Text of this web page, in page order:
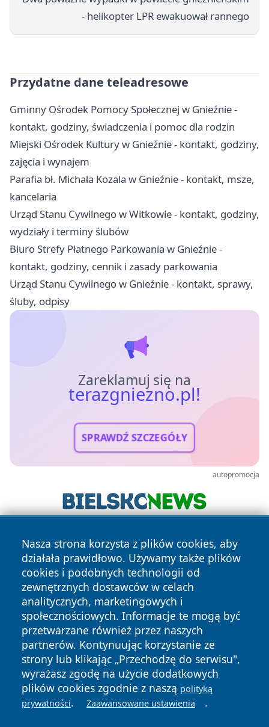
- helikopter LPR ewakuował rannego
Przydatne dane teleadresowe
Gminny Ośrodek Pomocy Społecznej w Gnieźnie -
kontakt, godziny, świadczenia i pomoc dla rodzin
Miejski Ośrodek Kultury w Gnieźnie - kontakt, godziny,
zajęcia i wynajem
Parafia bł. Michała Kozala w Gnieźnie - kontakt, msze,
kancelaria
Urząd Stanu Cywilnego w Witkowie - kontakt, godziny,
wydziały i terminy ślubów
Biuro Strefy Płatnego Parkowania w Gnieźnie -
kontakt, godziny, cennik i zasady parkowania
Urząd Stanu Cywilnego w Gnieźnie - kontakt, sprawy,
śluby, odpisy
Zareklamuj się na
terazgniezno.pl!
SPRAWDŹ SZCZEGÓŁY
autopromocja
Nasza strona korzysta z plików cookies, aby
działała prawidłowo. Używamy także plików
cookies i podobnych technologii od
zewnętrznych dostawców w celach
analitycznych, marketingowych i
społecznościowych. Informacje te mogą być
przetwarzane również przez naszych
partnerów. Kontynuując korzystanie ze
strony lub klikając „Przechodzę do serwisu",
wyrażasz zgodę na użycie dodatkowych
plików cookies zgodnie z naszą polityką
prywatności. Zaawansowane ustawienia .
Copyright © 2026 terazgniezno.pl Wszystkie prawa
zastrzeżone.
News Autorzy
Polityka
Prywatności
Polityka
Cookies